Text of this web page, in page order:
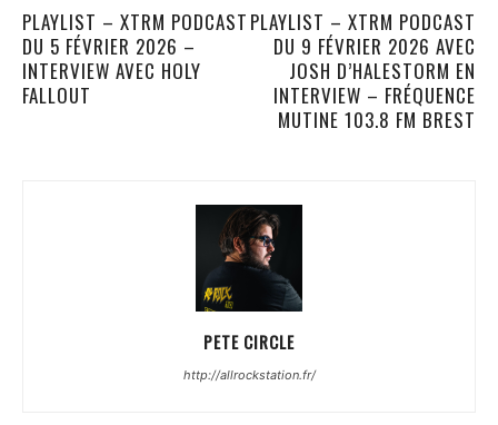
PLAYLIST – XTRM PODCAST
DU 5 FÉVRIER 2026 –
INTERVIEW AVEC HOLY
FALLOUT
PLAYLIST – XTRM PODCAST
DU 9 FÉVRIER 2026 AVEC
JOSH D’HALESTORM EN
INTERVIEW – FRÉQUENCE
MUTINE 103.8 FM BREST
PETE CIRCLE
http://allrockstation.fr/